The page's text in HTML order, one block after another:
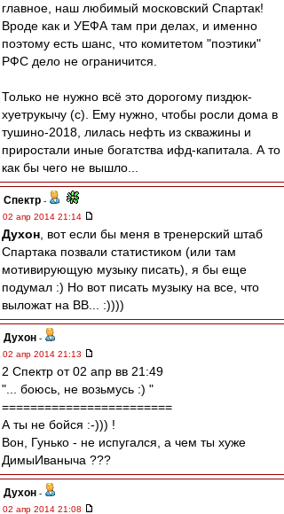
главное, наш любимый московский Спартак!
Вроде как и УЕФА там при делах, и именно
поэтому есть шанс, что комитетом "поэтики"
РФС дело не ограничится.
Только не нужно всё это дорогому пиздюк-
хуетрукычу (с). Ему нужно, чтобы росли дома в
тушино-2018, лилась нефть из скважины и
приростали иные богатства ифд-капитала. А то
как бы чего не вышло...
Спектр -
02 апр 2014 21:14
Духон , вот если бы меня в тренерский штаб
Спартака позвали статистиком (или там
мотивирующую музыку писать), я бы еще
подумал :) Но вот писать музыку на все, что
выложат на ВВ... :))))
Духон -
02 апр 2014 21:13
2 Спектр от 02 апр вв 21:49
"... боюсь, не возьмусь :) "
========================
А ты не бойся :-))) !
Вон, Гунько - не испугался, а чем ты хуже
ДимыИваныча ???
Духон -
02 апр 2014 21:08